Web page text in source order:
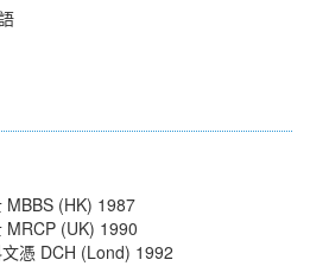
MBBS (HK) 1987
MRCP (UK) 1990
憑 DCH (Lond) 1992